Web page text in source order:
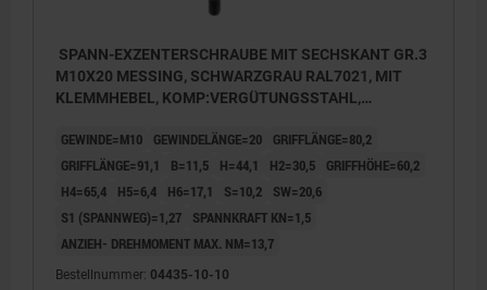
SPANN-EXZENTERSCHRAUBE MIT SECHSKANT GR.3
M10X20 MESSING, SCHWARZGRAU RAL7021, MIT
KLEMMHEBEL, KOMP:VERGÜTUNGSSTAHL,
GEWINDE=M10 GEWINDELÄNGE=20
GRIFFLÄNGE=80,2
GRIFFLÄNGE=91,1
B=11,5 H=44,1 H2=30,5
GRIFFHÖHE=60,2
H4=65,4
H5=6,4 H6=17,1 S=10,2
SW=20,6
S1 (SPANNWEG)=1,27
SPANNKRAFT KN=1,5
ANZIEH- DREHMOMENT MAX. NM=13,7
Bestellnummer: 04435-10-10